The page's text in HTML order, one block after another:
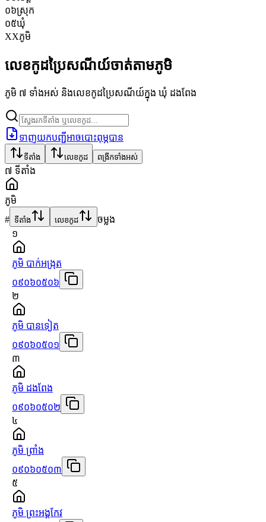
០៦ស្រុក
០៥ឃុំ
XXភូមិ
លេខកូដប្រៃសណីយ៍ចាត់តាមភូមិ
ភូមិ ៧ ទាំងអស់ និងលេខកូដប្រៃសណីយ៍ក្នុង ឃុំ ដងពែង
ទាញយកបញ្ជីអាចបោះពុម្ភបាន
ទីតាំង លេខកូដ ពង្រីកទាំងអស់
៧ ទីតាំង
ភូមិ
# ទីតាំង លេខកូដ
ចម្លង
១
ភូមិ បាក់អង្រុត
០៩០៦០៥០៦
២
ភូមិ បានទៀត
០៩០៦០៥០១
៣
ភូមិ ដងពែង
០៩០៦០៥០២
៤
ភូមិ ព្រាំង
០៩០៦០៥០៣
៥
ភូមិ ព្រះអង្គកែវ